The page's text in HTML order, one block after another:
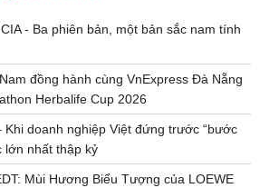
- Ba phiên bản, một bản sắc nam tính
đồng hành cùng VnExpress Đà Nẵng
Herbalife Cup 2026
Khi doanh nghiệp Việt đứng trước “bước
lớn nhất thập kỷ
Mùi Hương Biểu Tượng của LOEWE